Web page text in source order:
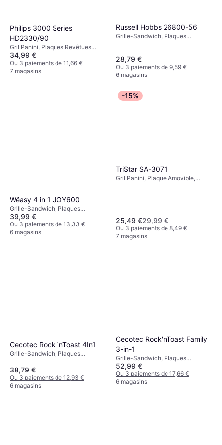
Philips 3000 Series
HD2330/90
Gril Panini, Plaques Revêtues
Antiadhésives, Lumière de
Température, 750 W
34,99 €
Ou 3 paiements de 11,66 €
7 magasins
Russell Hobbs 26800-56
Grille-Sandwich, Plaques
28,79 €
Ou 3 paiements de 9,59 €
6 magasins
Wëasy 4 in 1 JOY600
Grille-Sandwich, Plaques
Revêtues Antiadhésives, Lumière
de Température, 750 W
39,99 €
Ou 3 paiements de 13,33 €
6 magasins
-15%
TriStar SA-3071
Gril Panini, Plaque Amovible,
25,49 €29,99 €
Ou 3 paiements de 8,49 €
7 magasins
Cecotec Rock´nToast 4In1
Grille-Sandwich, Plaques
Amovible, Lumière de
Température, 1000 W Acier
38,79 €
Ou 3 paiements de 12,93 €
6 magasins
Cecotec Rock'nToast Family
3-in-1
Grille-Sandwich, Plaques
Revêtues Antiadhésives, Plaque
Amovible, Lumière de
Température, 1500 W
52,99 €
Ou 3 paiements de 17,66 €
6 magasins